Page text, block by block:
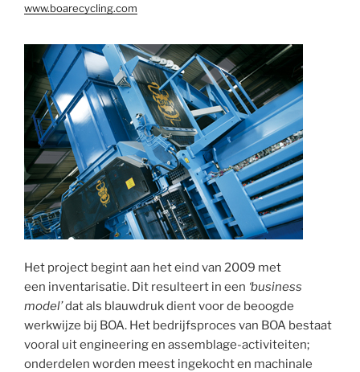
www.boarecycling.com
Het project begint aan het eind van 2009 met
een inventarisatie. Dit resulteert in een ‘business
model’dat als blauwdruk dient voor de beoogde
werkwijze bij BOA. Het bedrijfsproces van BOA bestaat
vooral uit engineering en assemblage-activiteiten;
onderdelen worden meest ingekocht en machinale